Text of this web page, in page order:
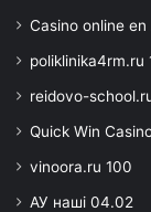
Casino online
poliklinika4rm.ru
reidovo-
Quick Win
vinoora.ru 100
АУ наші 04.02